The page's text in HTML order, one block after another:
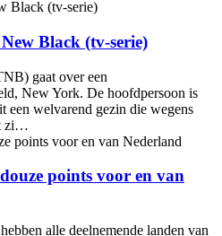
Black (tv-serie)
gaat over een
New York. De hoofdpersoon is
een welvarend gezin die wegens
zi…
points voor en van
alle deelnemende landen van